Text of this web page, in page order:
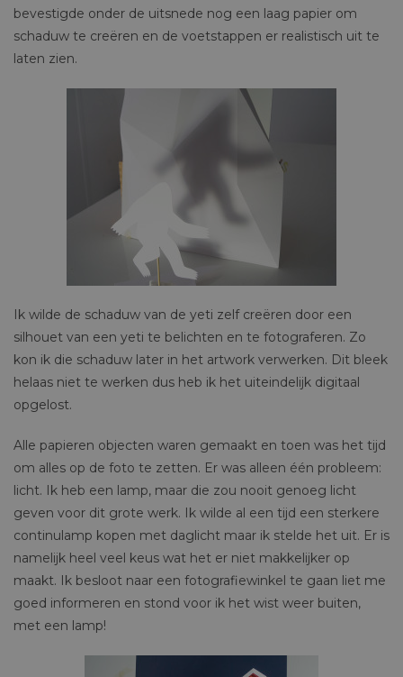
bevestigde onder de uitsnede nog een laag papier om
schaduw te creëren en de voetstappen er realistisch uit te
laten zien.
Ik wilde de schaduw van de yeti zelf creëren door een
silhouet van een yeti te belichten en te fotograferen. Zo
kon ik die schaduw later in het artwork verwerken. Dit bleek
helaas niet te werken dus heb ik het uiteindelijk digitaal
opgelost.
Alle papieren objecten waren gemaakt en toen was het tijd
om alles op de foto te zetten. Er was alleen één probleem:
licht. Ik heb een lamp, maar die zou nooit genoeg licht
geven voor dit grote werk. Ik wilde al een tijd een sterkere
continulamp kopen met daglicht maar ik stelde het uit. Er is
namelijk heel veel keus wat het er niet makkelijker op
maakt. Ik besloot naar een fotografiewinkel te gaan liet me
goed informeren en stond voor ik het wist weer buiten,
met een lamp!